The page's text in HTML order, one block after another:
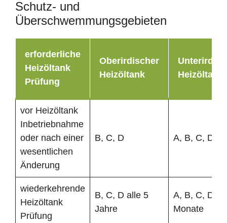
Schutz- und
Überschwemmungsgebieten
erforderliche
Heizöltank
Prüfung
Oberirdischer
Heizöltank
Heizöltank
vor Heizöltank
Inbetriebnahme
oder nach einer
wesentlichen
Änderung
B, C, D A, B, C, D
wiederkehrende
Heizöltank
Prüfung
B, C, D alle 5
Jahre
A, B, C, D
Monate